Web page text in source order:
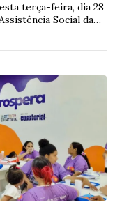
terça-feira, dia 28
Social da